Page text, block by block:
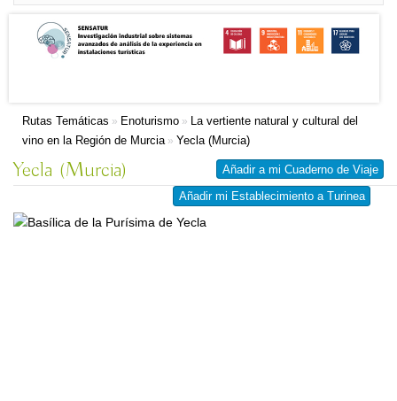
Rutas Temáticas » Enoturismo » La vertiente natural y cultural del
vino en la Región de Murcia» Yecla (Murcia)
Añadir a mi Cuaderno de Viaje
Añadir mi Establecimiento a Turinea
Yecla (Murcia)